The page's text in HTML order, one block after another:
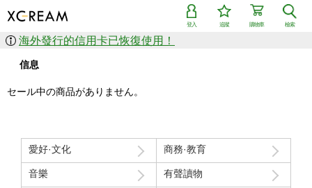
檢索
購物車
追蹤
登入
海外發行的信用卡已恢復使用！
信息
セール中の商品がありません。
愛好·文化 商務·教育
音樂 有聲讀物